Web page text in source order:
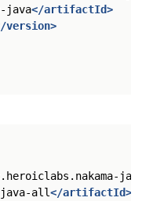
java</artifactId>
version>
java-all</artifactId>